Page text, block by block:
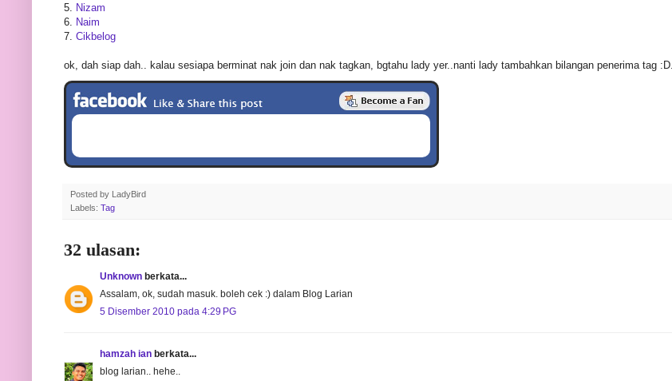
5. Nizam
6. Naim
7. Cikbelog
ok, dah siap dah.. kalau sesiapa berminat nak join dan nak tagkan, bgtahu lady yer..nanti lady tambahkan bilangan penerima tag :D..
Posted by LadyBird
Labels: Tag
32 ulasan:
Unknown berkata...
Assalam, ok, sudah masuk. boleh cek :) dalam Blog Larian
5 Disember 2010 pada 4:29 PG
hamzah ian berkata...
blog larian.. hehe..